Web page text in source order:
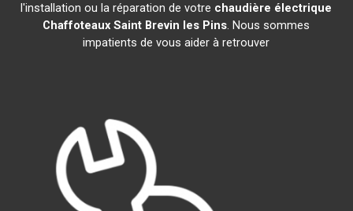
l'installation ou la réparation de votre chaudière électrique
Chaffoteaux Saint Brevin les Pins. Nous sommes
impatients de vous aider à retrouver